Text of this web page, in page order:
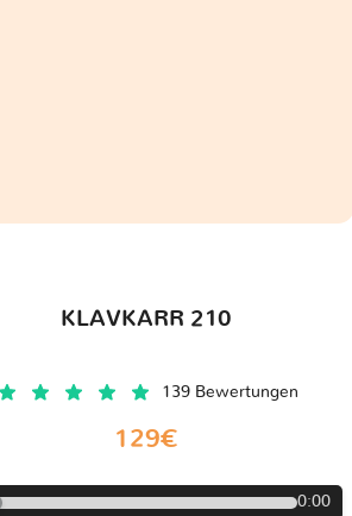
KLAVKARR 210
139 Bewertungen
129€
0:00